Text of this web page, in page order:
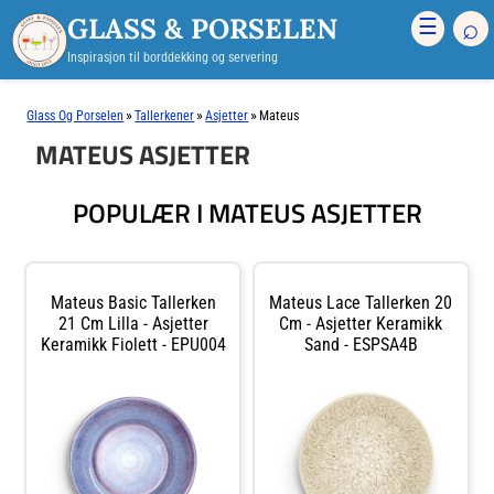
GLASS & PORSELEN
Inspirasjon til borddekking og servering
☰ ⌕
Glass Og Porselen »Tallerkener »Asjetter » Mateus
MATEUS ASJETTER
POPULÆR I MATEUS ASJETTER
Mateus Basic Tallerken
21 Cm Lilla - Asjetter
Keramikk Fiolett - EPU004
Mateus Lace Tallerken 20
Cm - Asjetter Keramikk
Sand - ESPSA4B